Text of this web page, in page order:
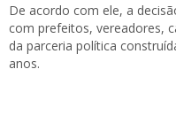
De acordo com ele, a
com prefeitos, vereadores,
da parceria política
anos.